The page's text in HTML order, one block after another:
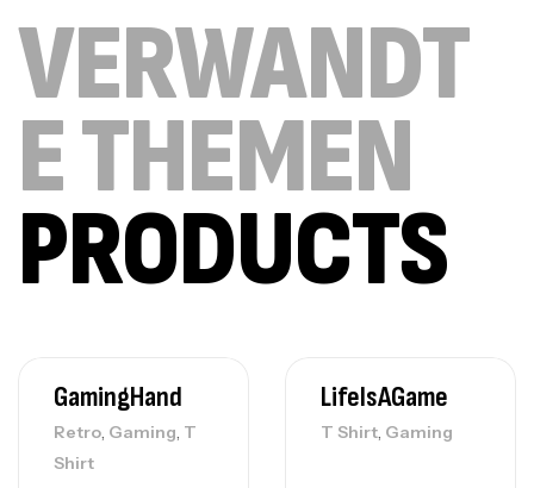
VERWANDT
E THEMEN
PRODUCTS
GamingHand
Retro, Gaming, T
Shirt
LifeIsAGame
T Shirt, Gaming